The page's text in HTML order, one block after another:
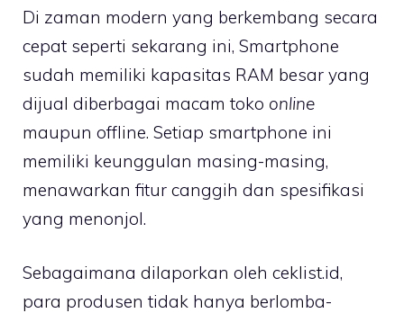
Di zaman modern yang berkembang secara
cepat seperti sekarang ini, Smartphone
sudah memiliki kapasitas RAM besar yang
dijual diberbagai macam toko online
maupun offline. Setiap smartphone ini
memiliki keunggulan masing-masing,
menawarkan fitur canggih dan spesifikasi
yang menonjol.
Sebagaimana dilaporkan oleh ceklist.id,
para produsen tidak hanya berlomba-